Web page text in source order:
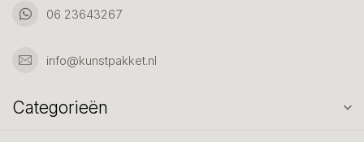
06 23643267
info@kunstpakket.nl
Categorieën